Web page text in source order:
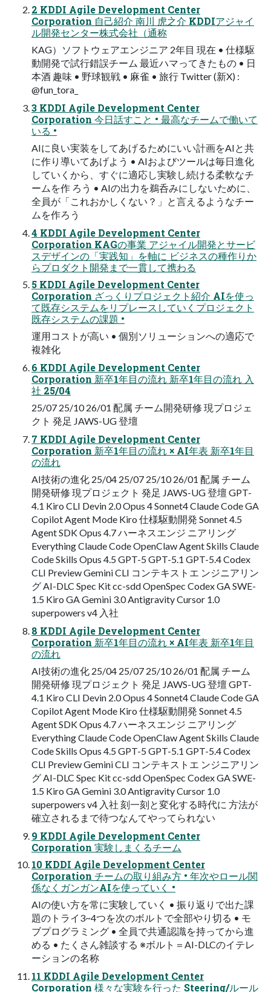
2 KDDI Agile Development Center
Corporation 自己紹介 南川 虎之介 KDDIアジャイ
ル開発センター株式会社（通称
KAG）ソフトウェアエンジニア 2年目 現在 • 仕様駆
動開発で試行錯誤チーム 最近ハマってきたもの • 日
本酒 趣味 • 野球観戦 • 麻雀 • 旅行 Twitter (新X) :
@fun_tora_
3 KDDI Agile Development Center
Corporation 今日話すこと • 最高なチームで働いて
いる •
AIに良い実装をしてあげるためにいい計画をAIと共
に作り導いてあげよう • AIおよびツールは毎日進化
していくから、すぐに適応し実験し続ける柔軟なチ
ームを作 ろう • AIの出力を鵜呑みにしないために、
全員が「これおかしくない？」と言えるようなチー
ムを作ろう
4 KDDI Agile Development Center
Corporation KAGの事業 アジャイル開発とサービ
スデザインの「実践知」を軸に ビジネスの種作りか
らプロダクト開発まで一貫して携わる
5 KDDI Agile Development Center
Corporation ざっくりプロジェクト紹介 AIを使っ
て既存システムをリプレースしていくプロジェクト
既存システムの課題 •
運用コストが高い • 個別ソリューションへの適応で
複雑化
6 KDDI Agile Development Center
Corporation 新卒1年目の流れ 新卒1年目の流れ 入
社 25/04
25/07 25/10 26/01 配属 チーム開発研修 現プロジェ
クト 発足 JAWS-UG 登壇
7 KDDI Agile Development Center
Corporation 新卒1年目の流れ × AI年表 新卒1年目
の流れ
AI技術の進化 25/04 25/07 25/10 26/01 配属 チーム
開発研修 現プロジェクト 発足 JAWS-UG 登壇 GPT-
4.1 Kiro CLI Devin 2.0 Opus 4 Sonnet4 Claude Code GA
Copilot Agent Mode Kiro 仕様駆動開発 Sonnet 4.5
Agent SDK Opus 4.7 ハーネスエンジ ニアリング
Everything Claude Code OpenClaw Agent Skills Claude
Code Skills Opus 4.5 GPT-5 GPT-5.1 GPT-5.4 Codex
CLI Preview Gemini CLI コンテキストエ ンジニアリン
グ AI-DLC Spec Kit cc-sdd OpenSpec Codex GA SWE-
1.5 Kiro GA Gemini 3.0 Antigravity Cursor 1.0
superpowers v4 入社
8 KDDI Agile Development Center
Corporation 新卒1年目の流れ × AI年表 新卒1年目
の流れ
AI技術の進化 25/04 25/07 25/10 26/01 配属 チーム
開発研修 現プロジェクト 発足 JAWS-UG 登壇 GPT-
4.1 Kiro CLI Devin 2.0 Opus 4 Sonnet4 Claude Code GA
Copilot Agent Mode Kiro 仕様駆動開発 Sonnet 4.5
Agent SDK Opus 4.7 ハーネスエンジ ニアリング
Everything Claude Code OpenClaw Agent Skills Claude
Code Skills Opus 4.5 GPT-5 GPT-5.1 GPT-5.4 Codex
CLI Preview Gemini CLI コンテキストエ ンジニアリン
グ AI-DLC Spec Kit cc-sdd OpenSpec Codex GA SWE-
1.5 Kiro GA Gemini 3.0 Antigravity Cursor 1.0
superpowers v4 入社 刻一刻と変化する時代に 方法が
確立されるまで待つなんてやってられない
9 KDDI Agile Development Center
Corporation 実験しまくるチーム
10 KDDI Agile Development Center
Corporation チームの取り組み方 • 年次やロール関
係なくガンガンAIを使っていく •
AIの使い方を常に実験していく • 振り返りで出た課
題のトライ3~4つを次のボルトで全部やり切る • モ
ブプログラミング • 全員で共通認識を持ってから進
める • たくさん雑談する ※ボルト＝AI-DLCのイテレ
ーションの名称
11 KDDI Agile Development Center
Corporation 様々な実験を行った Steering/ルール